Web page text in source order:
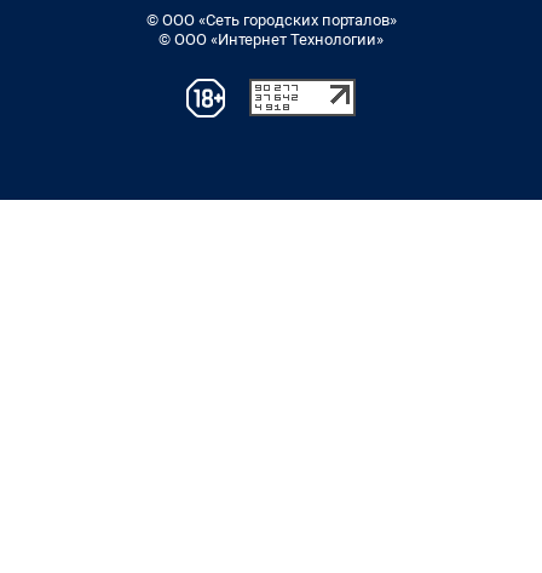
© ООО «Сеть городских порталов»
© ООО «Интернет Технологии»